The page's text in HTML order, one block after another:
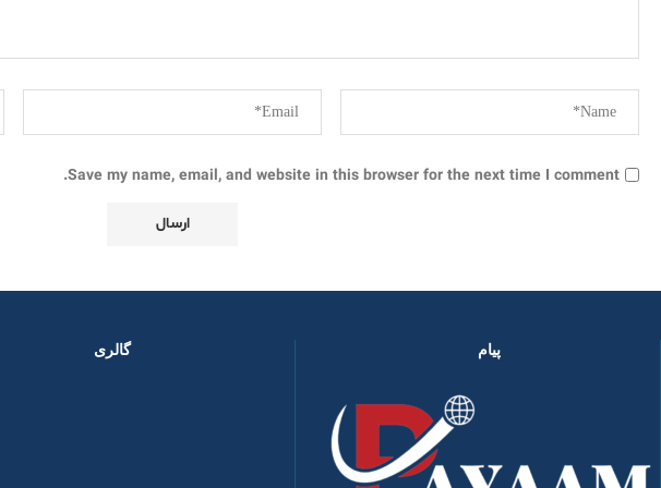
Save my name, email, and website in this browser for the next time I comment.
پیام گالری